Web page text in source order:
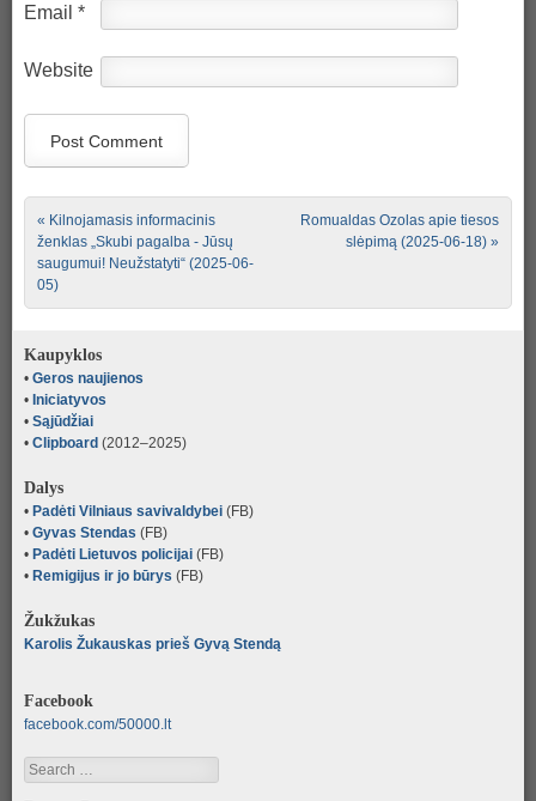
Email *
Website
Post navigation
« Kilnojamasis informacinis
ženklas „Skubi pagalba ‐ Jūsų
saugumui! Neužstatyti“ (2025-06-
05)
Romualdas Ozolas apie tiesos
slėpimą (2025-06-18) »
Kaupyklos
• Geros naujienos
• Iniciatyvos
• Sąjūdžiai
• Clipboard (2012–2025)
Dalys
• Padėti Vilniaus savivaldybei (FB)
• Gyvas Stendas (FB)
• Padėti Lietuvos policijai (FB)
• Remigijus ir jo būrys (FB)
Žukžukas
Karolis Žukauskas prieš Gyvą Stendą
Facebook
facebook.com/50000.lt
Search